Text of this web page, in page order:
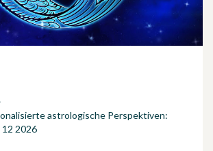
astrologische Perspektiven:
12 2026